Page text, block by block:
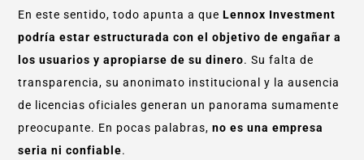
En este sentido, todo apunta a que Lennox Investment
podría estar estructurada con el objetivo de engañar a
los usuarios y apropiarse de su dinero. Su falta de
transparencia, su anonimato institucional y la ausencia
de licencias oficiales generan un panorama sumamente
preocupante. En pocas palabras, no es una empresa
seria ni confiable.